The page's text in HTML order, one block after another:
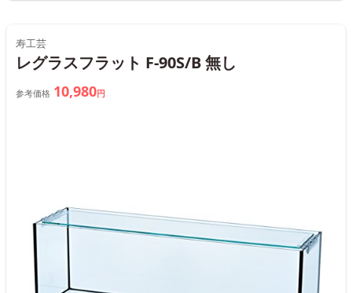
寿工芸
レグラスフラット F-90S/B 無し
参考価格 10,980円